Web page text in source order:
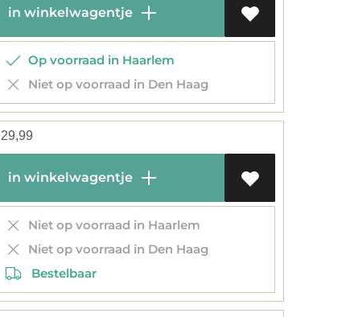
in winkelwagentje
Op voorraad in Haarlem
Niet op voorraad in Den Haag
29,99
in winkelwagentje
Niet op voorraad in Haarlem
Niet op voorraad in Den Haag
Bestelbaar